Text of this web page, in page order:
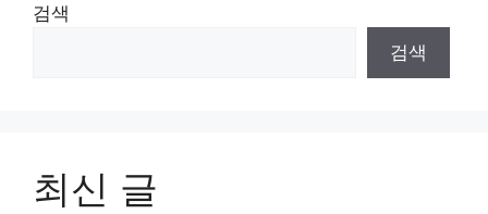
검색
검색
최신 글